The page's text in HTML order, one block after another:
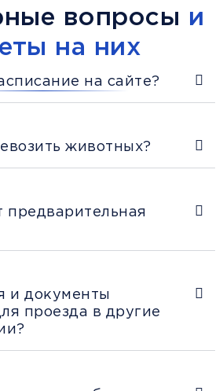
вопросы и
на них
на сайте?
животных?
предварительная
и документы
проезда в другие